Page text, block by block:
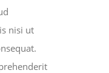
nisi ut